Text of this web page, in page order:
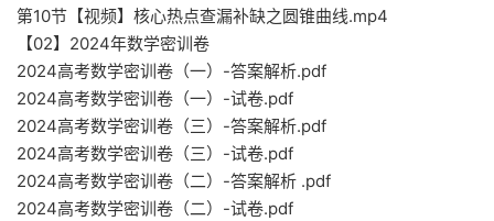
第10节【视频】核心热点查漏补缺之圆锥曲线.mp4
【02】2024年数学密训卷
2024高考数学密训卷（一）-答案解析.pdf
2024高考数学密训卷（一）-试卷.pdf
2024高考数学密训卷（三）-答案解析.pdf
2024高考数学密训卷（三）-试卷.pdf
2024高考数学密训卷（二）-答案解析 .pdf
2024高考数学密训卷（二）-试卷.pdf